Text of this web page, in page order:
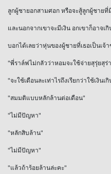
ลูกผู้ชายอกสามศอก หรือจะสู้ลูกผู้ชายที่
และนอกจากเขาจะมีเงิน อกเขาก็อาจเ
บอกได้เลยว่าหุ่นของผู้ชายที่เธอเป็นเจ้
"พี่ราล์ฟไม่กลัวว่าหอมจะใช้จ่ายสุรุ่ยสุร่
"จะใช้เดือนละเท่าไรถึงเรียกว่าใช้เงินเ
"สมมติแบบหลักล้านต่อเดือน"
"ไม่มีปัญหา"
"หลักสิบล้าน"
"ไม่มีปัญหา"
"แล้วถ้าร้อยล้านล่ะคะ"